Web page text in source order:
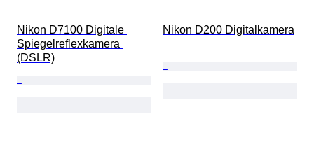
Nikon D7100 Digitale
Spiegelreflexkamera
(DSLR)
Nikon D200 Digitalkamera